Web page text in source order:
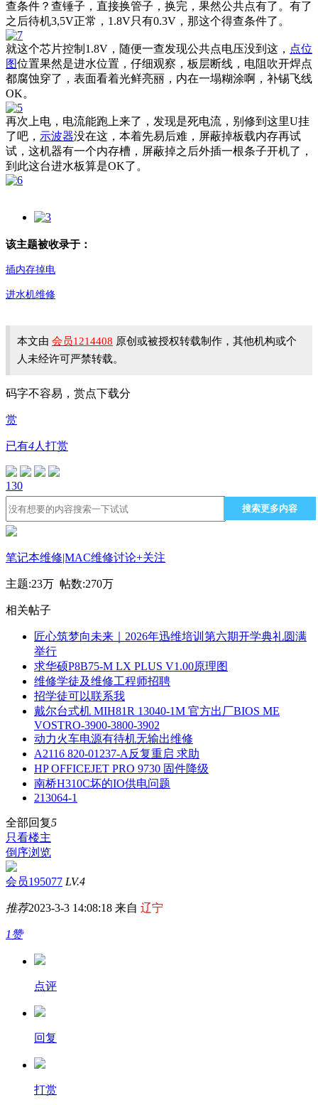
查条件？查锤子，直接换管子，换完，果然公共点有了。有了
之后待机3,5V正常，1.8V只有0.3V，那这个得查条件了。
就这个芯片控制1.8V，随便一查发现公共点电压没到这， 点位
图位置果然是进水位置，仔细观察，板层断线，电阻吹开焊点
都腐蚀穿了，表面看着光鲜亮丽，内在一塌糊涂啊，补锡飞线
OK。
再次上电，电流能跑上来了，发现是死电流，别修到这里U挂
了吧， 示波器没在这，本着先易后难，屏蔽掉板载内存再试
试，这机器有一个内存槽，屏蔽掉之后外插一根条子开机了，
到此这台进水板算是OK了。
该主题被收录于：
插内存掉电
进水机维修
本文由 会员1214408 原创或被授权转载制作，其他机构或个
人未经许可严禁转载。
码字不容易，赏点下载分
赏
已有4人打赏
130
搜索更多内容
笔记本维修|MAC维修讨论+关注
主题:23万 帖数:270万
相关帖子
匠心筑梦向未来｜2026年迅维培训第六期开学典礼圆满
举行
求华硕P8B75-M LX PLUS V1.00原理图
维修学徒及维修工程师招聘
招学徒可以联系我
戴尔台式机 MIH81R 13040-1M 官方出厂BIOS ME
VOSTRO-3900-3800-3902
动力火车电源有待机无输出维修
A2116 820-01237-A反复重启 求助
HP OFFICEJET PRO 9730 固件降级
南桥H310C坏的IO供电问题
213064-1
全部回复5
只看楼主
倒序浏览
会员195077 LV.4
推荐2023-3-3 14:08:18 来自 辽宁
1赞
点评
回复
打赏